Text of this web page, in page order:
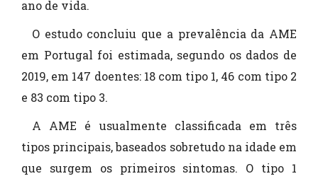
ano de vida.
O estudo concluiu que a prevalência da AME
em Portugal foi estimada, segundo os dados de
2019, em 147 doentes: 18 com tipo 1, 46 com tipo 2
e 83 com tipo 3.
A AME é usualmente classificada em três
tipos principais, baseados sobretudo na idade em
que surgem os primeiros sintomas. O tipo 1